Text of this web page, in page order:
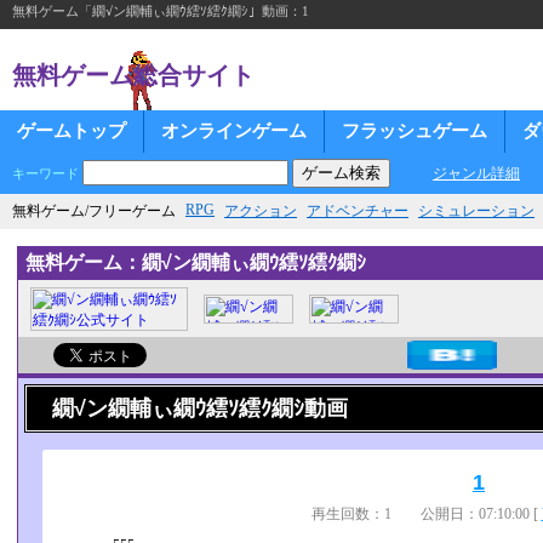
無料ゲーム「繝√ン繝輔ぃ繝ｳ繧ｿ繧ｸ繝ｼ」動画：1
無料ゲーム総合サイト
ゲームトップ オンラインゲーム フラッシュゲーム
キーワード ジャンル詳細
無料ゲーム/フリーゲーム RPG アクション アドベンチャー シミュレーション
無料ゲーム：繝√ン繝輔ぃ繝ｳ繧ｿ繧ｸ繝ｼ
繝√ン繝輔ぃ繝ｳ繧ｿ繧ｸ繝ｼ動画
1
再生回数：1 公開日：07:10:00 [